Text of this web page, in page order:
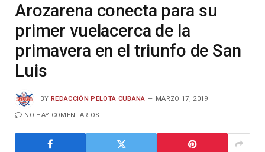
Arozarena conecta para su
primer vuelacerca de la
primavera en el triunfo de San
Luis
BY REDACCIÓN PELOTA CUBANA MARZO 17, 2019
NO HAY COMENTARIOS